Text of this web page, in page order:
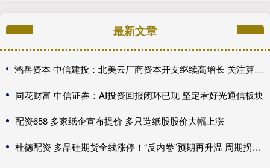
最新文章
鸿岳资本 中信建投：北美云厂商资本开支继续高增长 关注算力超跌与高股息标的
同花财富 中信证券：AI投资回报闭环已现 坚定看好光通信板块
配资658 多家纸企宣布提价 多只造纸股股价大幅上涨
杜德配资 多晶硅期货全线涨停！“反内卷”预期再升温 周期拐点来了？